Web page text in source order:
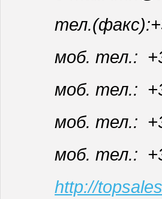
моб. тел.: +38
моб. тел.: +38
моб. тел.: +38
моб. тел.: +38
http://